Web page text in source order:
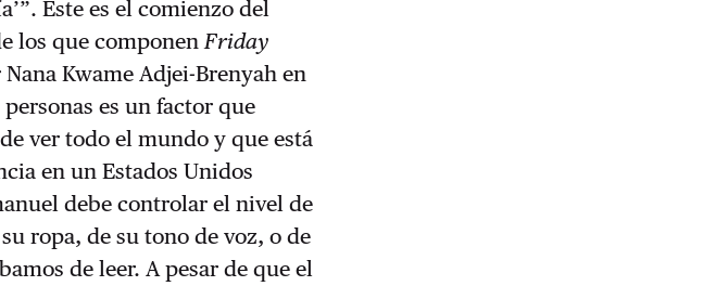
Este es el comienzo del
los que componen Friday
Kwame Adjei-Brenyah en
es un factor que
ver todo el mundo y que está
en un Estados Unidos
debe controlar el nivel de
ropa, de su tono de voz, o de
de leer. A pesar de que el